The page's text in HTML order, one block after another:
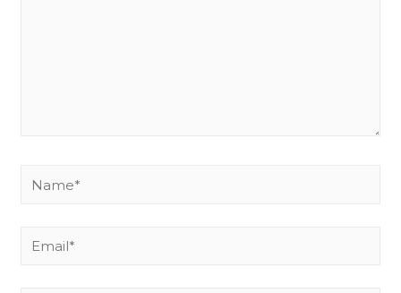
Name*
Email*